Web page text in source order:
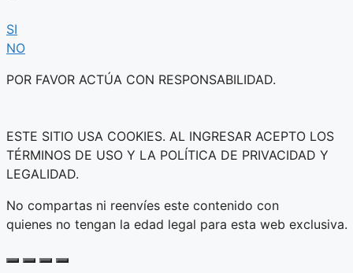
SI
NO
POR FAVOR ACTÚA CON RESPONSABILIDAD.
ESTE SITIO USA COOKIES. AL INGRESAR ACEPTO LOS
TÉRMINOS DE USO Y LA POLÍTICA DE PRIVACIDAD Y
LEGALIDAD.
No compartas ni reenvíes este contenido con
quienes no tengan la edad legal para esta web exclusiva.